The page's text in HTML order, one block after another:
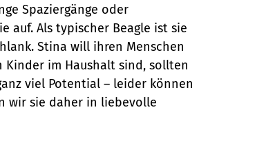
Spaziergänge oder
auf. Als typischer Beagle ist sie
Stina will ihren Menschen
im Haushalt sind, sollten
viel Potential – leider können
wir sie daher in liebevolle